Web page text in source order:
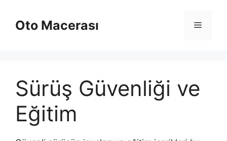
Oto Macerası Menü
Sürüş Güvenliği ve
Eğitim